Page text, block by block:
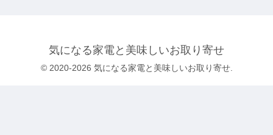
気になる家電と美味しいお取り寄せ
© 2020-2026 気になる家電と美味しいお取り寄せ.